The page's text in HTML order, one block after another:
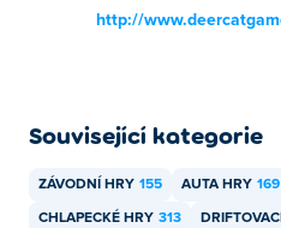
http://
Související kategorie
ZÁVODNÍ HRY 155 AUTA HRY 169
CHLAPECKÉ HRY 313